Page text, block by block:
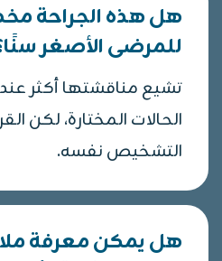
هل هذه الجراحة
للمرضى الأصغر
تشيع مناقشتها أكثر
الحالات المختارة، لكن
التشخيص نفسه.
هل يمكن معرفة